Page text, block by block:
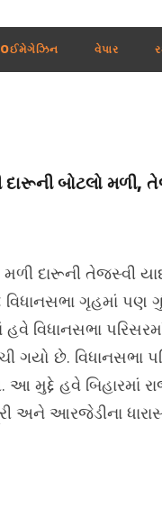
વેપાર
દારૂની બોટલો મળી,
દારૂની તેજસ્વી
વિધાનસભા ગૃહમાં પણ
હવે વિધાનસભા
છે. વિધાનસભા
આ મુદ્દે હવે બિહારમાં
અને આરજેડીના